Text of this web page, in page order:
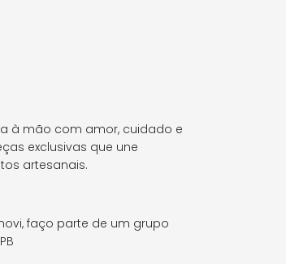
à mão com amor, cuidado e
exclusivas que une
artesanais.
faço parte de um grupo